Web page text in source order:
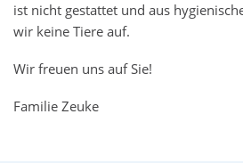
ist nicht gestattet und aus
wir keine Tiere auf.
Wir freuen uns auf Sie!
Familie Zeuke